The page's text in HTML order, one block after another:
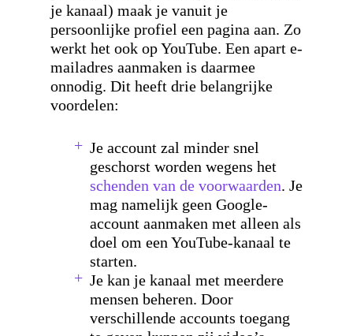
je kanaal) maak je vanuit je
persoonlijke profiel een pagina aan. Zo
werkt het ook op YouTube. Een apart e-
mailadres aanmaken is daarmee
onnodig. Dit heeft drie belangrijke
voordelen:
Je account zal minder snel
geschorst worden wegens het
schenden van de voorwaarden. Je
mag namelijk geen Google-
account aanmaken met alleen als
doel om een YouTube-kanaal te
starten.
Je kan je kanaal met meerdere
mensen beheren. Door
verschillende accounts toegang